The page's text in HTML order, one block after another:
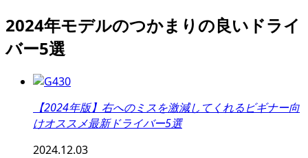
2024年モデルのつかまりの良いドライ
バー5選
【2024年版】右へのミスを激減してくれるビギナー向
けオススメ最新ドライバー5選
2024.12.03